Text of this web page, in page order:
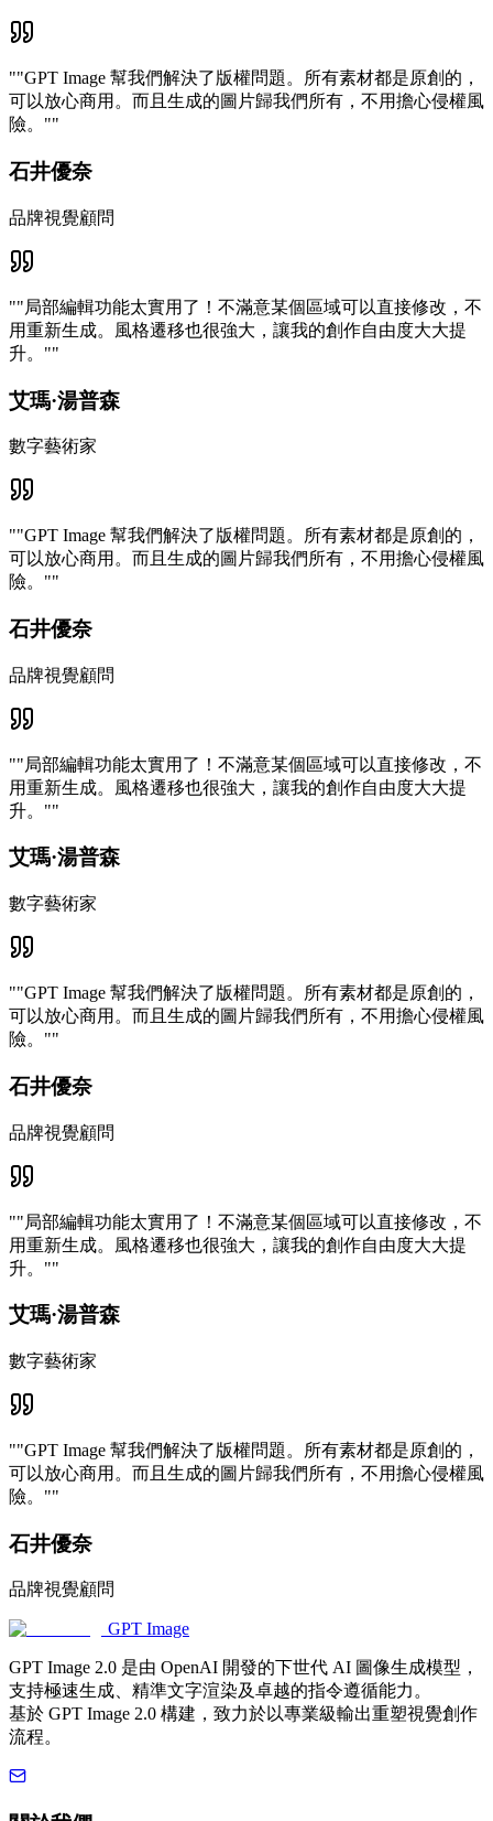
""GPT Image 幫我們解決了版權問題。所有素材都是原創的，
可以放心商用。而且生成的圖片歸我們所有，不用擔心侵權風
險。""
石井優奈
品牌視覺顧問
""局部編輯功能太實用了！不滿意某個區域可以直接修改，不
用重新生成。風格遷移也很強大，讓我的創作自由度大大提
升。""
艾瑪·湯普森
數字藝術家
""GPT Image 幫我們解決了版權問題。所有素材都是原創的，
可以放心商用。而且生成的圖片歸我們所有，不用擔心侵權風
險。""
石井優奈
品牌視覺顧問
""局部編輯功能太實用了！不滿意某個區域可以直接修改，不
用重新生成。風格遷移也很強大，讓我的創作自由度大大提
升。""
艾瑪·湯普森
數字藝術家
""GPT Image 幫我們解決了版權問題。所有素材都是原創的，
可以放心商用。而且生成的圖片歸我們所有，不用擔心侵權風
險。""
石井優奈
品牌視覺顧問
""局部編輯功能太實用了！不滿意某個區域可以直接修改，不
用重新生成。風格遷移也很強大，讓我的創作自由度大大提
升。""
艾瑪·湯普森
數字藝術家
""GPT Image 幫我們解決了版權問題。所有素材都是原創的，
可以放心商用。而且生成的圖片歸我們所有，不用擔心侵權風
險。""
石井優奈
品牌視覺顧問
GPT Image
GPT Image 2.0 是由 OpenAI 開發的下世代 AI 圖像生成模型，
支持極速生成、精準文字渲染及卓越的指令遵循能力。
基於 GPT Image 2.0 構建，致力於以專業級輸出重塑視覺創作
流程。